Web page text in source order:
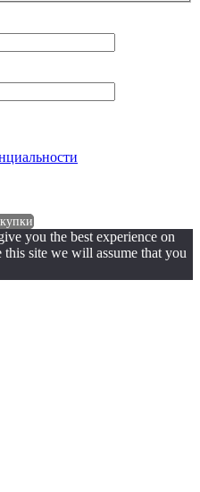
you the best experience on
site we will assume that you